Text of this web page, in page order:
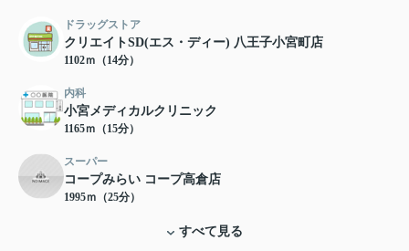
ドラッグストア
クリエイトSD(エス・ディー) 八王子小宮町店
1102ｍ（14分）
内科
小宮メディカルクリニック
1165ｍ（15分）
スーパー
コープみらい コープ高倉店
1995ｍ（25分）
すべて見る